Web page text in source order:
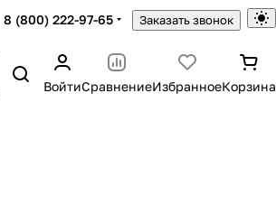
8 (800) 222-97-65 Заказать звонок
ВойтиСравнениеИзбранноеКорзина